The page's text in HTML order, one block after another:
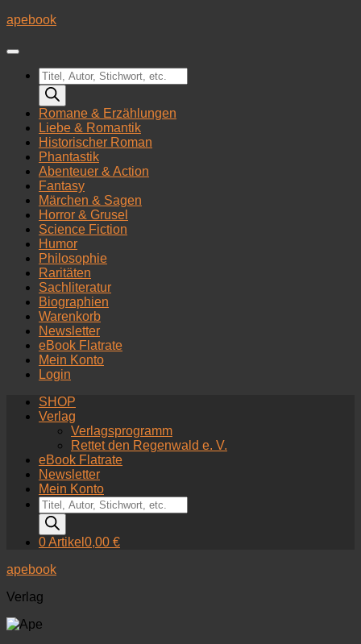
Zum
springen
apebook
Products
search
Romane & Erzählungen
Liebe & Romantik
Historischer Roman
Phantastik
Abenteuer & Action
Fantasy
Märchen & Sagen
Horror & Grusel
Science Fiction
Humor
Philosophie
Raritäten
Sachliteratur
Biographien
Warenkorb
Newsletter
eBook Flatrate
Mein Konto
Login
SHOP
Verlag
Verlagsprogramm
Rettet den Regenwald e. V.
eBook Flatrate
Newsletter
Mein Konto
Products
search
0 Artikel 0,00 €
apebook
Verlag